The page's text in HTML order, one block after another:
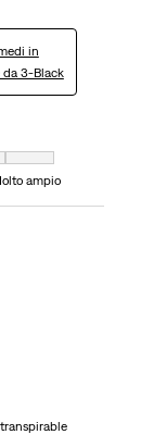
in
da 3-Black
ampio